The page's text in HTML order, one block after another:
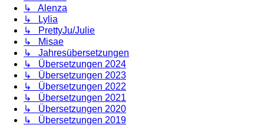
↳ Alenza
↳ Lylia
↳ PrettyJu/Julie
↳ Misae
↳ Jahresübersetzungen
↳ Übersetzungen 2024
↳ Übersetzungen 2023
↳ Übersetzungen 2022
↳ Übersetzungen 2021
↳ Übersetzungen 2020
↳ Übersetzungen 2019